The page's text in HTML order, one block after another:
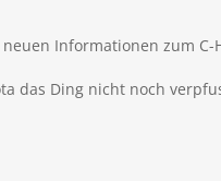
Informationen zum
das Ding nicht noch